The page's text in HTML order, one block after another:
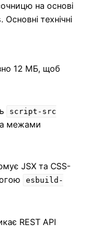
на основі
технічні
12 МБ, щоб
script-src
межами
JSX та CSS-
esbuild-
REST API